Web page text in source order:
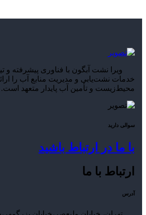
ویرا نشت آبگون با فناوری پیشرفته
خدمات نشت‌یابی و مدیریت منابع آب را
محیط‌زیست و تأمین آب پایدار متعهد است.
سوالی دارید
با ما در ارتباط باشید
ارتباط با ما
آدرس